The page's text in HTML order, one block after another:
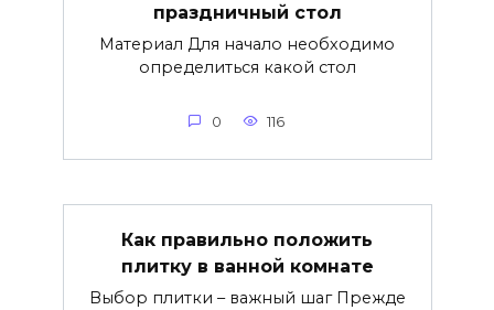
праздничный стол
Материал Для начало необходимо
определиться какой стол
0 116
Как правильно положить
плитку в ванной комнате
Выбор плитки – важный шаг Прежде